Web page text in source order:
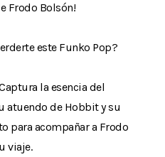
Frodo Bolsón!
este Funko Pop?
la esencia del
atuendo de Hobbit y su
para acompañar a Frodo
viaje.